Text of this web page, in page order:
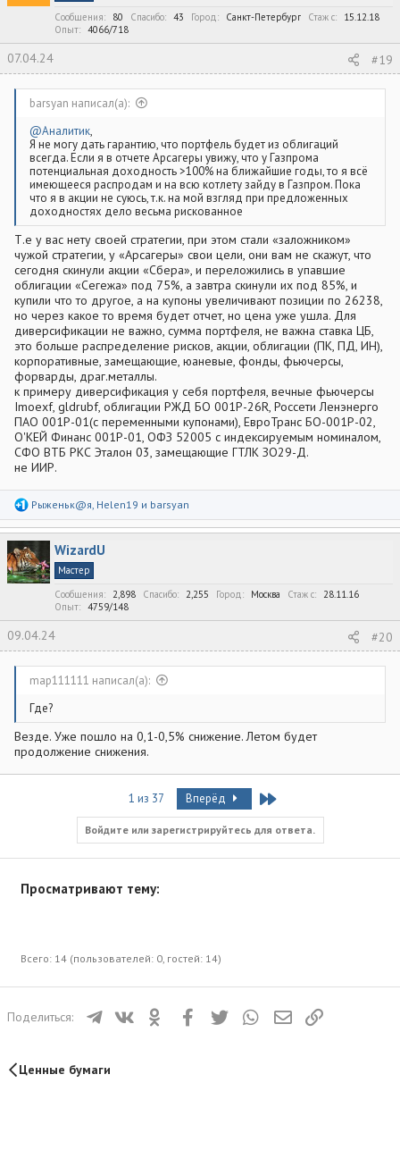
Сообщения
80 Спасибо 43 Город Санкт-Петербург Стаж c
15.12.18
Опыт
4066/718
07.04.24 #19
barsyan написал(а):
@Аналитик,
Я не могу дать гарантию, что портфель будет из облигаций
всегда. Если я в отчете Арсагеры увижу, что у Газпрома
потенциальная доходность >100% на ближайшие годы, то я всё
имеющееся распродам и на всю котлету зайду в Газпром. Пока
что я в акции не суюсь, т.к. на мой взгляд при предложенных
доходностях дело весьма рискованное
Т.е у вас нету своей стратегии, при этом стали «заложником»
чужой стратегии, у «Арсагеры» свои цели, они вам не скажут, что
сегодня скинули акции «Сбера», и переложились в упавшие
облигации «Сегежа» под 75%, а завтра скинули их под 85%, и
купили что то другое, а на купоны увеличивают позиции по 26238,
но через какое то время будет отчет, но цена уже ушла. Для
диверсификации не важно, сумма портфеля, не важна ставка ЦБ,
это больше распределение рисков, акции, облигации (ПК, ПД, ИН),
корпоративные, замещающие, юаневые, фонды, фьючерсы,
форварды, драг.металлы.
к примеру диверсификация у себя портфеля, вечные фьючерсы
Imoexf, gldrubf, облигации РЖД БО 001Р-26R, Россети Ленэнерго
ПАО 001P-01(с переменными купонами), ЕвроТранс БО-001Р-02,
О'КЕЙ Финанс 001P-01, ОФЗ 52005 с индексируемым номиналом,
СФО ВТБ РКС Эталон 03, замещающие ГТЛК ЗО29-Д.
не ИИР.
Р
а
к
ц
и
и
Рыженьк@я Helen19 и barsyan
WizardU
Мастер
Сообщения
2,898 Спасибо 2,255 Город Москва Стаж c
28.11.16
Опыт
4759/148
09.04.24 #20
map111111 написал(а):
Где?
Везде. Уже пошло на 0,1-0,5% снижение. Летом будет
продолжение снижения.
1 из 37 Вперёд Last
Войдите или зарегистрируйтесь для ответа.
Просматривают тему:
Всего: 14 (пользователей: 0, гостей: 14)
Поделиться: ТелеграмВКонтактеОдноклассники
FacebookTwitter WhatsAppЭлектронная почта
Ценные бумаги